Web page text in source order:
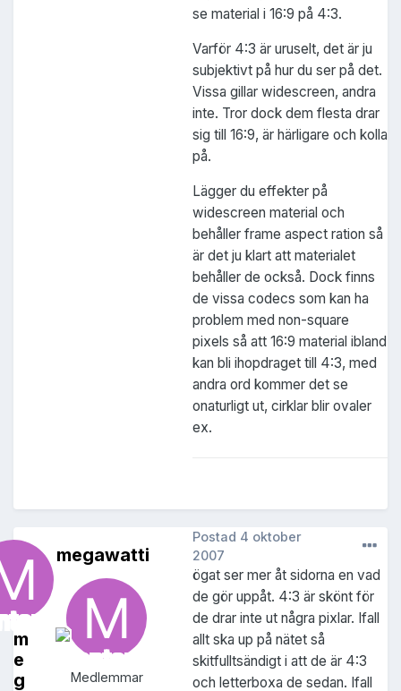
se material i 16:9 på 4:3.
Varför 4:3 är uruselt, det är ju
subjektivt på hur du ser på det.
Vissa gillar widescreen, andra
inte. Tror dock dem flesta drar
sig till 16:9, är härligare och kolla
på.
Lägger du effekter på
widescreen material och
behåller frame aspect ration så
är det ju klart att materialet
behåller de också. Dock finns
de vissa codecs som kan ha
problem med non-square
pixels så att 16:9 material ibland
kan bli ihopdraget till 4:3, med
andra ord kommer det se
onaturligt ut, cirklar blir ovaler
ex.
m
e
g
megawatti
Medlemmar
Postad 4 oktober
2007
ögat ser mer åt sidorna en vad
de gör uppåt. 4:3 är skönt för
de drar inte ut några pixlar. Ifall
allt ska up på nätet så
skitfulltsändigt i att de är 4:3
och letterboxa de sedan. Ifall